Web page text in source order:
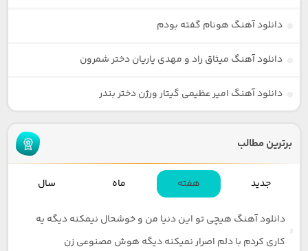
دانلود آهنگ هونام گفته بودم
دانلود آهنگ میثاق راد و مهدی یاریان دختر شمرون
دانلود آهنگ امیر عظیمی گیتار ورژن دختر بندر
برترین مطالب
جدید هفته ماه سال
دانلود آهنگ هیچی تو این دنیا من و خوشحال نیمکنه دیگه یه
کاری کردم با دلم اصرار نمیکنه دیگه هوش مصنوعی زن